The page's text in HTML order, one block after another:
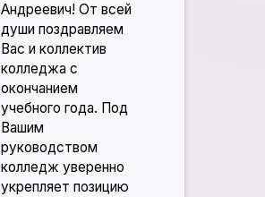
Андреевич! От всей
души поздравляем
Вас и коллектив
колледжа с
окончанием
учебного года. Под
Вашим
руководством
колледж уверенно
укрепляет позицию